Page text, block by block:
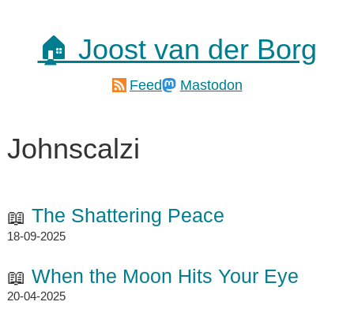
🏠 Joost van der Borg
Feed Mastodon
Johnscalzi
The Shattering Peace
18-09-2025
When the Moon Hits Your Eye
20-04-2025